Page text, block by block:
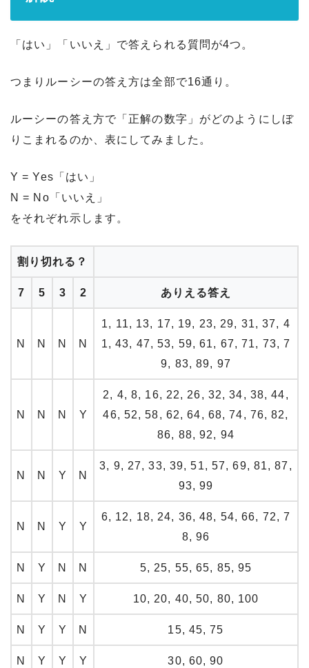
「はい」「いいえ」で答えられる質問が4つ。
つまりルーシーの答え方は全部で16通り。
ルーシーの答え方で「正解の数字」がどのようにしぼ
りこまれるのか、表にしてみました。
Y = Yes「はい」
N = No「いいえ」
をそれぞれ示します。
割り切れる？
7 5 3 2 ありえる答え
N N N N
1, 11, 13, 17, 19, 23, 29, 31, 37, 4
1, 43, 47, 53, 59, 61, 67, 71, 73, 7
9, 83, 89, 97
N N N Y
2, 4, 8, 16, 22, 26, 32, 34, 38, 44,
46, 52, 58, 62, 64, 68, 74, 76, 82,
86, 88, 92, 94
N N Y N
3, 9, 27, 33, 39, 51, 57, 69, 81, 87,
93, 99
N N Y Y
6, 12, 18, 24, 36, 48, 54, 66, 72, 7
8, 96
N Y N N 5, 25, 55, 65, 85, 95
N Y N Y 10, 20, 40, 50, 80, 100
N Y Y N 15, 45, 75
N Y Y Y 30, 60, 90